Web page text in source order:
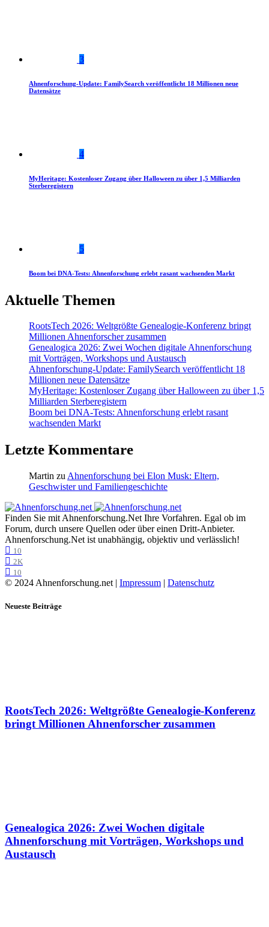
3
Ahnenforschung-Update: FamilySearch veröffentlicht 18 Millionen neue
Datensätze
4
MyHeritage: Kostenloser Zugang über Halloween zu über 1,5 Milliarden
Sterberegistern
5
Boom bei DNA-Tests: Ahnenforschung erlebt rasant wachsenden Markt
Aktuelle Themen
RootsTech 2026: Weltgrößte Genealogie-Konferenz bringt
Millionen Ahnenforscher zusammen
Genealogica 2026: Zwei Wochen digitale Ahnenforschung
mit Vorträgen, Workshops und Austausch
Ahnenforschung-Update: FamilySearch veröffentlicht 18
Millionen neue Datensätze
MyHeritage: Kostenloser Zugang über Halloween zu über 1,5
Milliarden Sterberegistern
Boom bei DNA-Tests: Ahnenforschung erlebt rasant
wachsenden Markt
Letzte Kommentare
Martin zu Ahnenforschung bei Elon Musk: Eltern,
Geschwister und Familiengeschichte
Finden Sie mit Ahnenforschung.Net Ihre Vorfahren. Egal ob im
Forum, durch unsere Quellen oder über einen Dritt-Anbieter.
Ahnenforschung.Net ist unabhängig, objektiv und verlässlich!
10
2K
10
© 2024 Ahnenforschung.net | Impressum | Datenschutz
Neueste Beiträge
RootsTech 2026: Weltgrößte Genealogie-Konferenz
bringt Millionen Ahnenforscher zusammen
Genealogica 2026: Zwei Wochen digitale
Ahnenforschung mit Vorträgen, Workshops und
Austausch